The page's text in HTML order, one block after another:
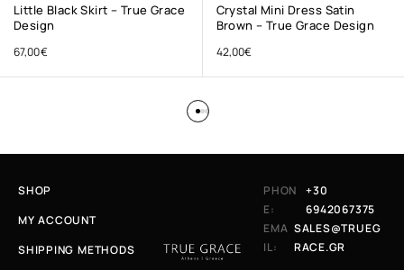
Little Black Skirt – True Grace
Design
67,00€
Crystal Mini Dress Satin
Brown – True Grace Design
42,00€
SHOP
MY ACCOUNT
SHIPPING METHODS
PHON
E:
+30
6942067375
EMA
IL:
SALES@TRUEG
RACE.GR